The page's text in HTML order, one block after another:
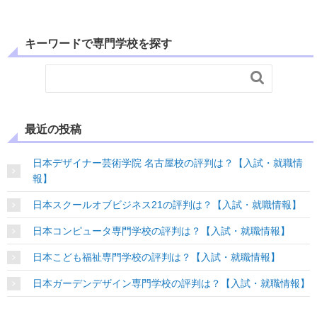
キーワードで専門学校を探す

最近の投稿
日本デザイナー芸術学院 名古屋校の評判は？【入試・就職情
報】
日本スクールオブビジネス21の評判は？【入試・就職情報】
日本コンピュータ専門学校の評判は？【入試・就職情報】
日本こども福祉専門学校の評判は？【入試・就職情報】
日本ガーデンデザイン専門学校の評判は？【入試・就職情報】